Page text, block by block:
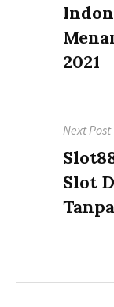
2021
Next Post
Next
post:
Slot